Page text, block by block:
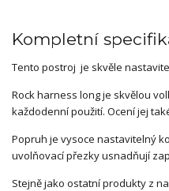
Kompletní
Tento postroj je skvěle
Rock harness long je skvělou
každodenní použití. Ocení jej
Popruh je vysoce nastavitelný
uvolňovací přezky usnadňují
Stejně jako ostatní produkty z